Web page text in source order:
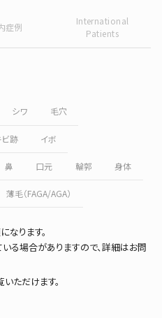
症例
International
Patients
シワ 毛穴
ビ跡 イボ
鼻 口元 輪郭 身体
薄毛（FAGA/AGA）
ります。
る場合がありますので、詳細はお問
ただけます。